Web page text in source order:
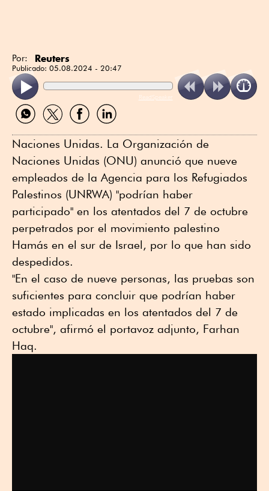
Por: Reuters
Publicado: 05.08.2024 - 20:47
ReadSpeaker
Compartir
por
Compartir
por
Compartir
por
Compartir
por
Naciones Unidas. La Organización de
Naciones Unidas (ONU) anunció que nueve
empleados de la Agencia para los Refugiados
Palestinos (UNRWA) "podrían haber
participado" en los atentados del 7 de octubre
perpetrados por el movimiento palestino
Hamás en el sur de Israel, por lo que han sido
despedidos.
"En el caso de nueve personas, las pruebas son
suficientes para concluir que podrían haber
estado implicadas en los atentados del 7 de
octubre", afirmó el portavoz adjunto, Farhan
Haq.